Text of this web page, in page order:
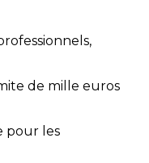
de mille euros
pour les